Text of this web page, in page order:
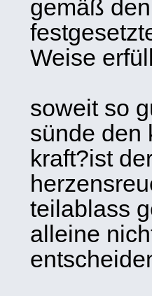
gemäß
Weise
soweit so
sünde den
kraft?ist
teilablass
alleine